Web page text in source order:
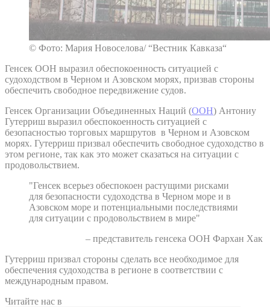
© Фото: Мария Новоселова/ “Вестник Кавказа“
Генсек ООН выразил обеспокоенность ситуацией с
судоходством в Черном и Азовском морях, призвав стороны
обеспечить свободное передвижение судов.
Генсек Организации Объединенных Наций (ООН) Антониу
Гутерриш выразил обеспокоенность ситуацией с
безопасностью торговых маршрутов в Черном и Азовском
морях. Гутерриш призвал обеспечить свободное судоходство в
этом регионе, так как это может сказаться на ситуации с
продовольствием.
"Генсек всерьез обеспокоен растущими рисками
для безопасности судоходства в Черном море и в
Азовском море и потенциальными последствиями
для ситуации с продовольствием в мире"
– представитель генсека ООН Фархан Хак
Гутерриш призвал стороны сделать все необходимое для
обеспечения судоходства в регионе в соответствии с
международным правом.
Читайте нас в